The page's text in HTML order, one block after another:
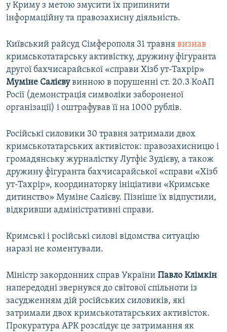
у Криму з метою змусити їх припинити
інформаційну та правозахисну діяльність.
Київський райсуд Сімферополя 31 травня визнав
кримськотатарську активістку, дружину фігуранта
другої бахчисарайської «справи Хізб ут-Тахрір»
Муміне Салієвувинною в порушенні ст. 20.3 КоАП
Росії (демонстрація символіки забороненої
організації) і оштрафував її на 1000 рублів.
Російські силовики 30 травня затримали двох
кримськотатарських активісток: правозахисницю і
громадянську журналістку Лутфіє Зудієву, а також
дружину фігуранта бахчисарайської «справи «Хізб
ут-Тахрір», координаторку ініціативи «Кримське
дитинство» Муміне Салієву. Пізніше їх відпустили,
відкривши адміністративні справи.
Кримські і російські силові відомства ситуацію
наразі не коментували.
Міністр закордонних справ України Павло Клімкін
напередодні звернувся до світової спільноти із
засудженням дій російських силовиків, які
затримали двох кримськотатарських активісток.
Прокуратура АРК розслідує це затримання як